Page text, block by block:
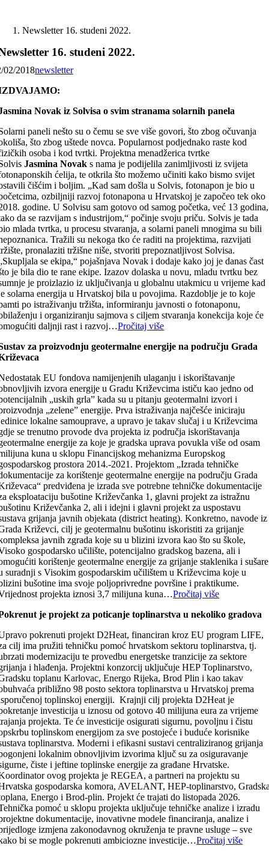
contentNewsletter 16. studeni 2022.
16. studeni 2022.
02/2018newsletter
Novak iz Solvisa o svim stranama solarnih panela
paneli nešto su o čemu se sve više govori, što zbog očuvanja
što zbog uštede novca. Popularnost podjednako raste kod
osoba i kod tvrtki. Projektna menadžerica tvrtke
Jasmina Novak s nama je podijelila zanimljivosti iz svijeta
ćelija, te otkrila što možemo učiniti kako bismo svijet
čišćim i boljim. „Kad sam došla u Solvis, fotonapon je bio u
ozbiljniji razvoj fotonapona u Hrvatskoj je započeo tek oko
godine. U Solvisu sam gotovo od samog početka, već 13 godina,
da se razvijam s industrijom,“ počinje svoju priču. Solvis je tada
mlada tvrtka, u procesu stvaranja, a solarni paneli mnogima su bili
Tražili su nekoga tko će raditi na projektima, razvijati
pronalaziti tržišne niše, stvoriti prepoznatljivost Solvisa.
se ekipa,“ pojašnjava Novak i dodaje kako joj je danas čast
je bila dio te rane ekipe. Izazov dolaska u novu, mladu tvrtku bez
je proizlazio iz uključivanja u globalnu utakmicu u vrijeme kad
solarna energija u Hrvatskoj bila u povojima. Razdoblje je to koje
po istraživanju tržišta, informiranju javnosti o fotonaponu,
i organiziranju sajmova s ciljem stvaranja konekcija koje će
daljnji rast i razvoj…Pročitaj više
za proizvodnju geotermalne energije na području Grada
EU fondova namijenjenih ulaganju i iskorištavanje
izvora energije u Gradu Križevcima ističu kao jedno od
„uskih grla” kada su u pitanju geotermalni izvori i
„zelene” energije. Prva istraživanja najčešće iniciraju
lokalne samouprave, a upravo je takav slučaj i u Križevcima
se trenutno provode dva projekta iz područja iskorištavanja
energije za koje je gradska uprava povukla više od osam
kuna u sklopu Financijskog mehanizma Europskog
prostora 2014.-2021. Projektom „Izrada tehničke
za korištenje geotermalne energije na području Grada
predviđena je izrada sve potrebne tehničke dokumentacije
eksploataciju bušotine Križevčanka 1, glavni projekt za istražnu
Križevčanka 2, ali i idejni i glavni projekt za uspostavu
grijanja javnih objekata (district heating). Konkretno, navode iz
Križevci, cilj je geotermalnu bušotinu iskoristiti za grijanje
javnih zgrada koje su u blizini izvora kao što su škole,
gospodarsko učilište, potencijalno gradskog bazena, ali i
korištenje geotermalne energije za grijanje staklenika i sušare
suradnji s Visokim gospodarskim učilištem u Križevcima koje u
bušotine ima svoje poljoprivredne površine i praktikume.
projekta iznosi 3,7 milijuna kuna…Pročitaj više
je projekt za poticanje toplinarstva u nekoliko gradova
pokrenuti projekt D2Heat, financiran kroz EU program LIFE,
cilj ima pružiti tehničku pomoć hrvatskom sektoru toplinarstva, tj.
modernizaciju te provedbu energetske tranzicije za sektore
i hlađenja. Projektni konzorcij uključuje HEP Toplinarstvo,
toplanu Karlovac, Energo Rijeka, Brod Plin i kao takav
približno 98 posto sektora toplinarstva u Hrvatskoj prema
toplinskoj energiji. Krajnji cilj projekta D2Heat je
investicija u iznosu od gotovo 40 milijuna eura za vrijeme
projekta. Te će investicije osigurati sigurnu, povoljnu i čistu
toplinskom energijom za sve postojeće i buduće korisnike
toplinarstva. Moderni i efikasni sustavi centraliziranog grijanja
lokalnim obnovljivim izvorima ključ su za osiguravanje
čiste i jeftine toplinske energije za građane Hrvatske.
ovog projekta je REGEA, a partneri na projektu su
gospodarska komora, AVELANT, HEP-toplinarstvo,
Energo i Brod-plin. Projekt će trajati do listopada 2026.
pomoć u sklopu projekta uključuje tehničke analize i izradu
dokumentacije, inovativne modele financiranja, analize i
izmjena zakonodavnog okruženja te pravne usluge – sve
bi se mogle pokrenuti ambiciozne investicije…Pročitaj više